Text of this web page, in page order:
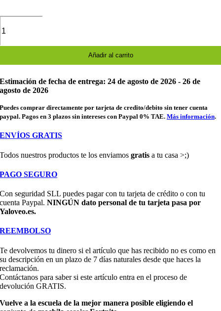
Añadir al carrito
Estimación de fecha de entrega: 24 de agosto de 2026 - 26 de
agosto de 2026
Puedes comprar directamente por tarjeta de credito/debito sin tener cuenta
paypal. Pagos en 3 plazos sin intereses con Paypal 0% TAE.Más información.
ENVÍOS GRATIS
Todos nuestros productos te los enviamosgratis a tu casa >;)
PAGO SEGURO
Con seguridad SLL puedes pagar con tu tarjeta de crédito o con tu
cuenta Paypal.NINGÚN dato personal de tu tarjeta pasa por
Yaloveo.es.
REEMBOLSO
Te devolvemos tu dinero si el artículo que has recibido no es como en
su descripción en un plazo de 7 días naturales desde que haces la
reclamación.
Contáctanos para saber si este artículo entra en el proceso de
devolución GRATIS.
Vuelve a la escuela de la mejor manera posible eligiendo el